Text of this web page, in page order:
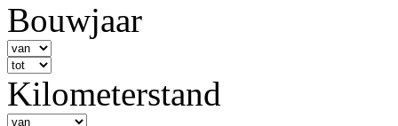
Bouwjaar
Kilometerstand